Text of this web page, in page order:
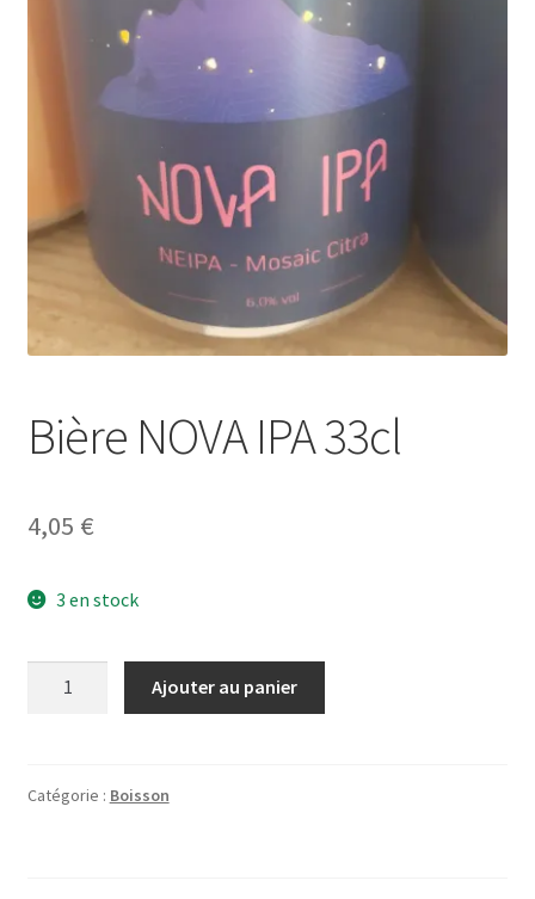
Bière NOVA IPA 33cl
4,05 €
3 en stock
IPA
Ajouter au panier
Catégorie : Boisson